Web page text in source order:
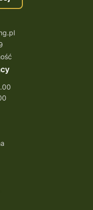
po skarb
Łódzkie
Arboretum